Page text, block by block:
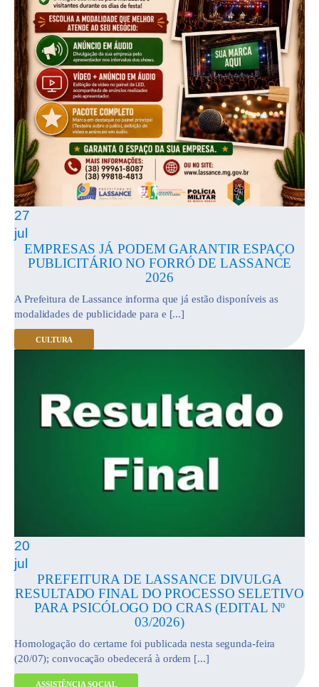
27
jul
EMPRESAS JÁ PODEM GARANTIR ESPAÇO
PUBLICITÁRIO NO FORRÓ DE LASSANCE
2026
A Prefeitura de Lassance informa que já estão disponíveis as
modalidades de publicidade para e [...]
CULTURA
20
jul
PREFEITURA DE LASSANCE DIVULGA
RESULTADO FINAL DO PROCESSO SELETIVO
PARA PSICÓLOGO DO CRAS (EDITAL Nº
03/2026)
Homologação do certame foi publicada nesta segunda-feira
(20/07); convocação obedecerá à ordem [...]
ASSISTÊNCIA SOCIAL